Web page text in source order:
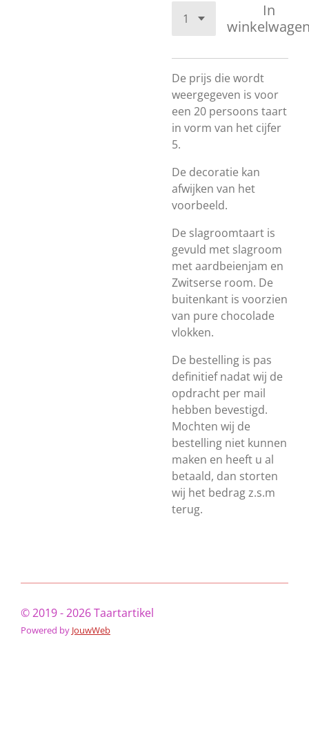
In
De prijs die wordt
weergegeven is voor
een 20 persoons taart
in vorm van het cijfer
5.
De decoratie kan
afwijken van het
voorbeeld.
De slagroomtaart is
gevuld met slagroom
met aardbeienjam en
Zwitserse room. De
buitenkant is voorzien
van pure chocolade
vlokken.
De bestelling is pas
definitief nadat wij de
opdracht per mail
hebben bevestigd.
Mochten wij de
bestelling niet kunnen
maken en heeft u al
betaald, dan storten
wij het bedrag z.s.m
terug.
© 2019 - 2026 Taartartikel
Powered by JouwWeb